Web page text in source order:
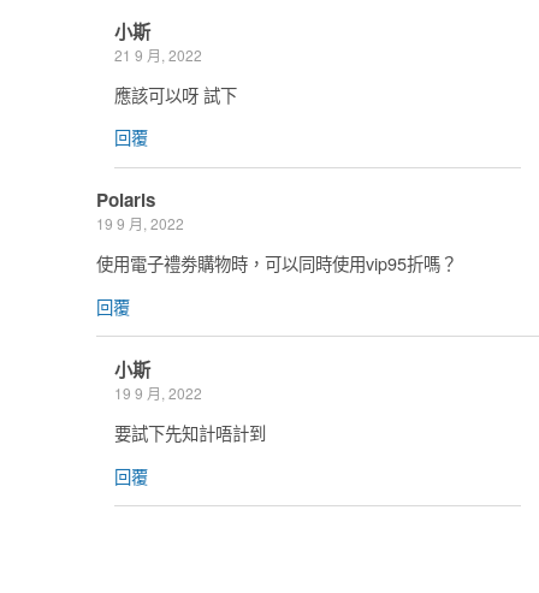
小斯
21 9 月, 2022
應該可以呀 試下
回覆
Polaris
19 9 月, 2022
使用電子禮劵購物時，可以同時使用vip95折嗎？
回覆
小斯
19 9 月, 2022
要試下先知計唔計到
回覆